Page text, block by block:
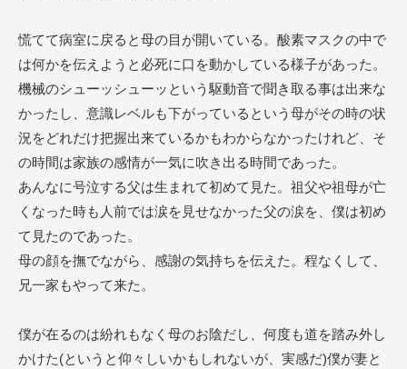
慌てて病室に戻ると母の目が開いている。酸素マスクの中で
は何かを伝えようと必死に口を動かしている様子があった。
機械のシューッシューッという駆動音で聞き取る事は出来な
かったし、意識レベルも下がっているという母がその時の状
況をどれだけ把握出来ているかもわからなかったけれど、そ
の時間は家族の感情が一気に吹き出る時間であった。
あんなに号泣する父は生まれて初めて見た。祖父や祖母が亡
くなった時も人前では涙を見せなかった父の涙を、僕は初め
て見たのであった。
母の顔を撫でながら、感謝の気持ちを伝えた。程なくして、
兄一家もやって来た。
僕が在るのは紛れもなく母のお陰だし、何度も道を踏み外し
かけた(というと仰々しいかもしれないが、実感だ)僕が妻と